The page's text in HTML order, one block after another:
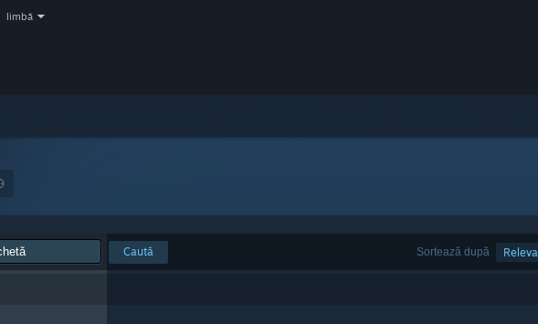
limbă
Sortează după
Caută